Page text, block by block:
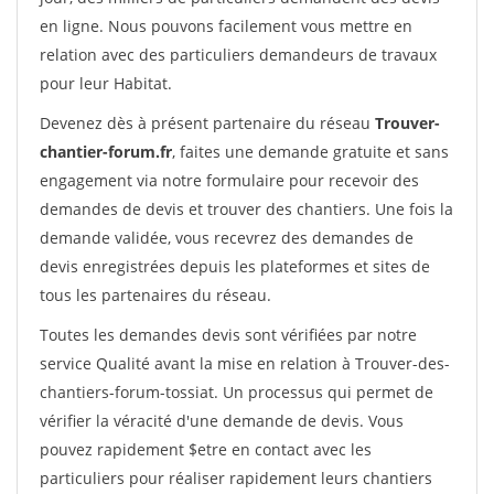
en ligne. Nous pouvons facilement vous mettre en
relation avec des particuliers demandeurs de travaux
pour leur Habitat.
Devenez dès à présent partenaire du réseau Trouver-
chantier-forum.fr, faites une demande gratuite et sans
engagement via notre formulaire pour recevoir des
demandes de devis et trouver des chantiers. Une fois la
demande validée, vous recevrez des demandes de
devis enregistrées depuis les plateformes et sites de
tous les partenaires du réseau.
Toutes les demandes devis sont vérifiées par notre
service Qualité avant la mise en relation à Trouver-des-
chantiers-forum-tossiat. Un processus qui permet de
vérifier la véracité d'une demande de devis. Vous
pouvez rapidement $etre en contact avec les
particuliers pour réaliser rapidement leurs chantiers